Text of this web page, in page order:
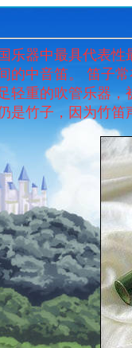
乐器中最具代表
的中音笛。 笛子
轻重的吹管乐器
是竹子，因为竹